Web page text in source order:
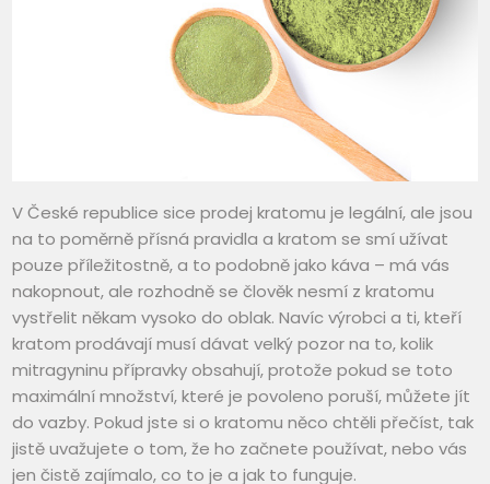
V České republice sice prodej kratomu je legální, ale jsou
na to poměrně přísná pravidla a kratom se smí užívat
pouze příležitostně, a to podobně jako káva – má vás
nakopnout, ale rozhodně se člověk nesmí z kratomu
vystřelit někam vysoko do oblak. Navíc výrobci a ti, kteří
kratom prodávají musí dávat velký pozor na to, kolik
mitragyninu přípravky obsahují, protože pokud se toto
maximální množství, které je povoleno poruší, můžete jít
do vazby.Pokud jste si o kratomu něco chtěli přečíst, tak
jistě uvažujete o tom, že ho začnete používat, nebo vás
jen čistě zajímalo, co to je a jak to funguje.